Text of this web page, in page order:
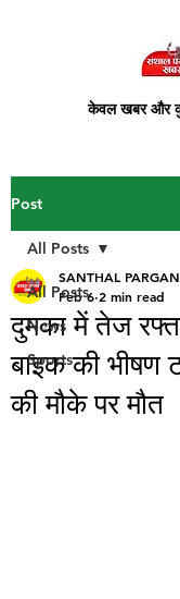
केवल खबर और
Post
All Posts
News
Sports
All Posts
दुमका में तेज
बाइक की
की मौके पर मौत
SANTHAL
Feb 6 2 min read